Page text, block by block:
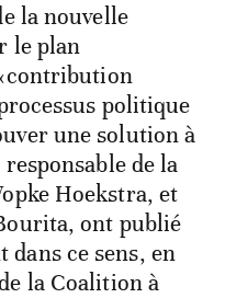
la nouvelle
le plan
politique
une solution à
de la
Hoekstra, et
ont publié
ce sens, en
la Coalition à